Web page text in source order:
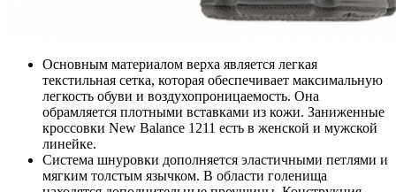
Основным материалом верха является легкая
текстильная сетка, которая обеспечивает максимальную
легкость обуви и воздухопроницаемость. Она
обрамляется плотными вставками из кожи. Заниженные
кроссовки New Balance 1211 есть в женской и мужской
линейке.
Система шнуровки дополняется эластичными петлями и
мягким толстым язычком. В области голенища